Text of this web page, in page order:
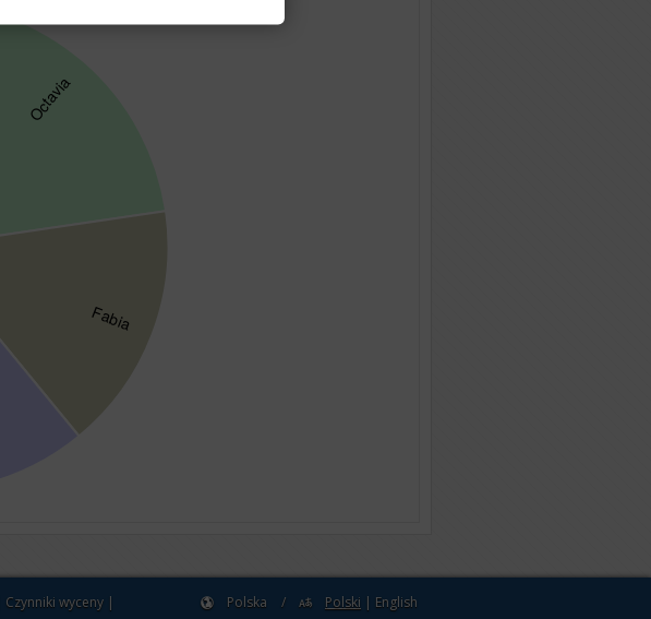
Czynniki wyceny | Polska / Polski | English